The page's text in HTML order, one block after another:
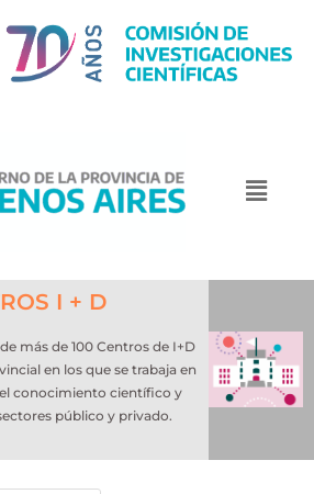
I + D
más de 100 Centros de I+D
en los que se trabaja en
conocimiento científico y
público y privado.